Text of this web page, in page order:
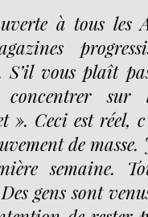
à tous les
S’il vous plaît
sur
». Ceci est réel,
de masse.
semaine.
gens sont